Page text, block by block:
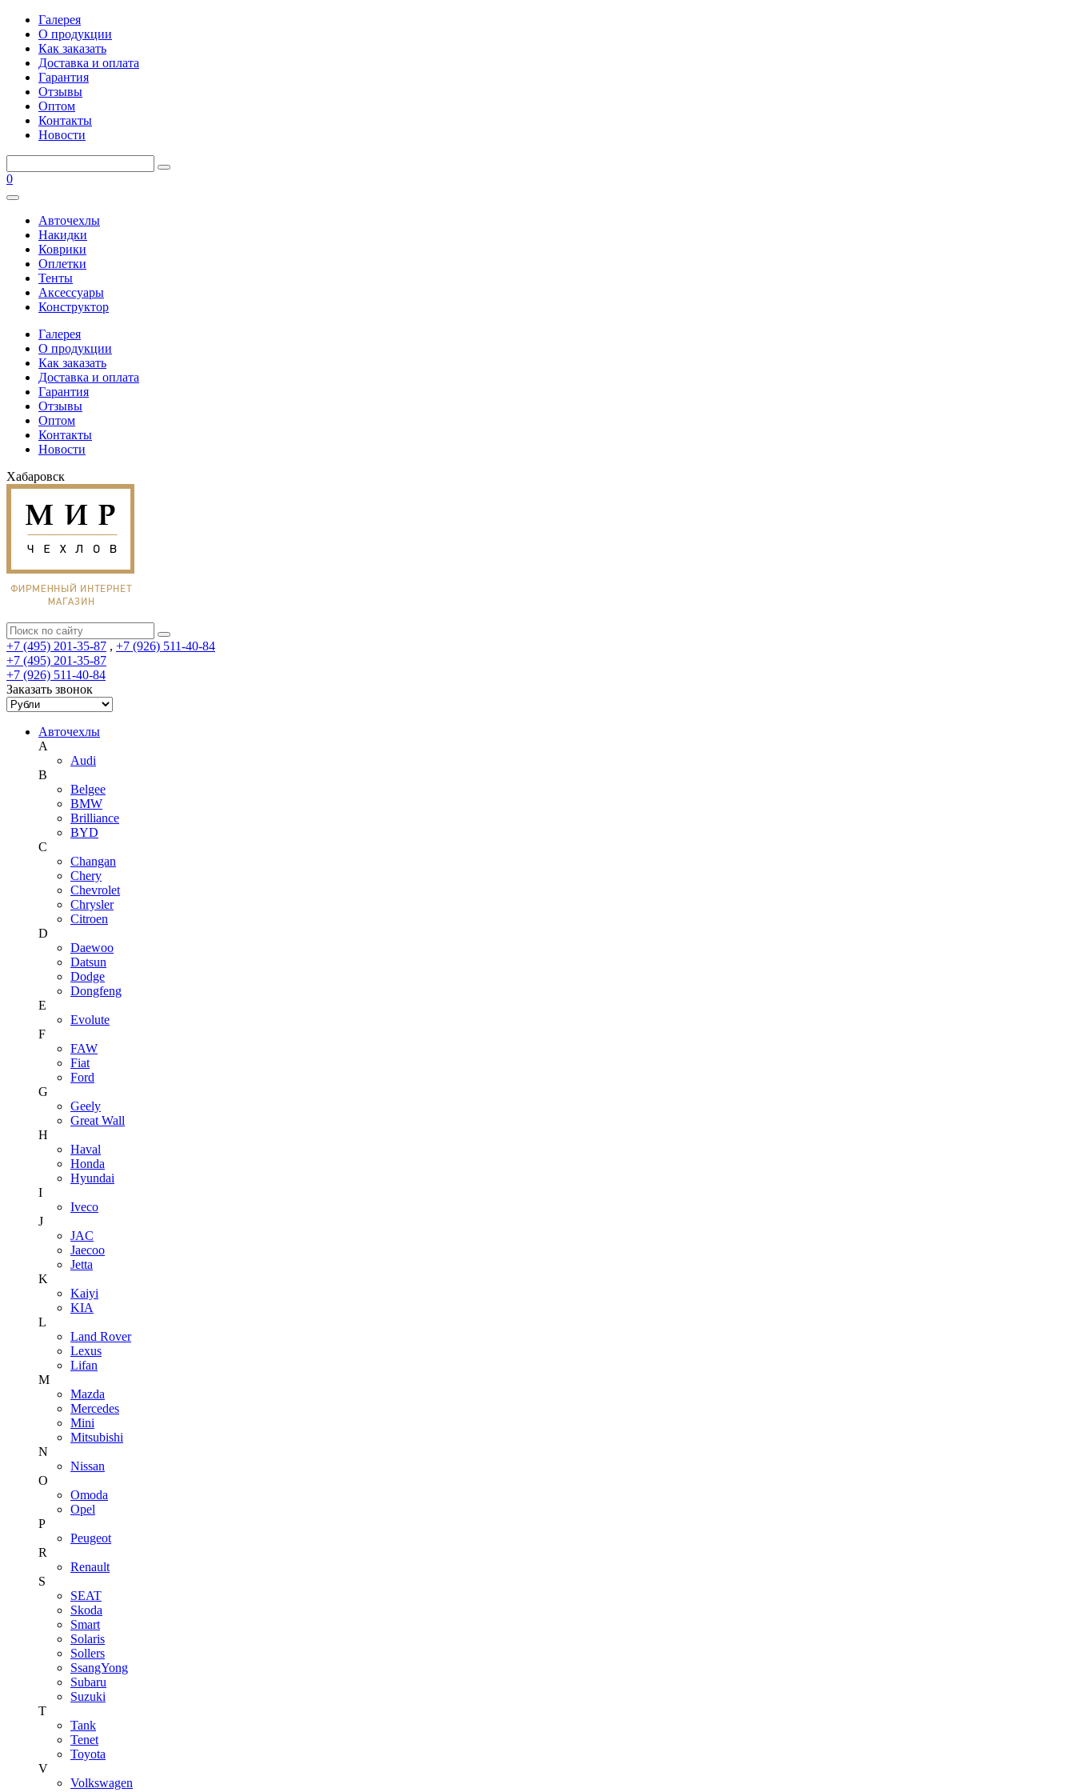
Галерея
О продукции
Как заказать
Доставка и оплата
Гарантия
Отзывы
Оптом
Контакты
Новости
0
Авточехлы
Накидки
Коврики
Оплетки
Тенты
Аксессуары
Конструктор
Галерея
О продукции
Как заказать
Доставка и оплата
Гарантия
Отзывы
Оптом
Контакты
Новости
Хабаровск
+7 (495) 201-35-87 , +7 (926) 511-40-84
+7 (495) 201-35-87
+7 (926) 511-40-84
Заказать звонок
Авточехлы
A
Audi
B
Belgee
BMW
Brilliance
BYD
C
Changan
Chery
Chevrolet
Chrysler
Citroen
D
Daewoo
Datsun
Dodge
Dongfeng
E
Evolute
F
FAW
Fiat
Ford
G
Geely
Great Wall
H
Haval
Honda
Hyundai
I
Iveco
J
JAC
Jaecoo
Jetta
K
Kaiyi
KIA
L
Land Rover
Lexus
Lifan
M
Mazda
Mercedes
Mini
Mitsubishi
N
Nissan
O
Omoda
Opel
P
Peugeot
R
Renault
S
SEAT
Skoda
Smart
Solaris
Sollers
SsangYong
Subaru
Suzuki
T
Tank
Tenet
Toyota
V
Volkswagen